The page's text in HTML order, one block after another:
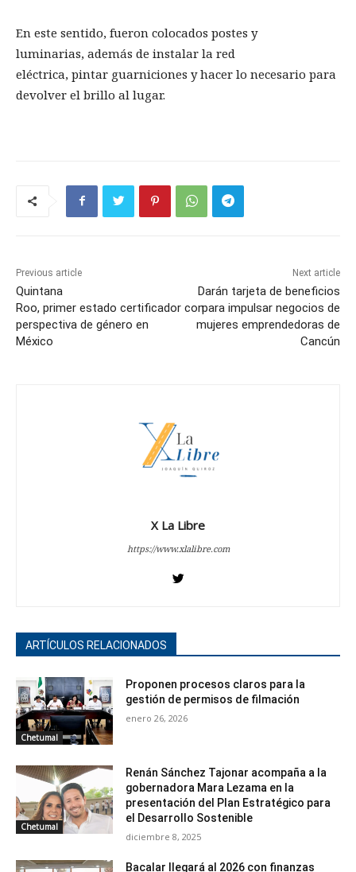
En este sentido, fueron colocados postes y
luminarias, además de instalar la red
eléctrica, pintar guarniciones y hacer lo necesario para
devolver el brillo al lugar.
Previous article
Quintana
Roo, primer estado certificador con
perspectiva de género en
México
Next article
Darán tarjeta de beneficios
para impulsar negocios de
mujeres emprendedoras de
Cancún
X La Libre
https://www.xlalibre.com
ARTÍCULOS RELACIONADOS
Chetumal
Proponen procesos claros para la
gestión de permisos de filmación
enero 26, 2026
Chetumal
Renán Sánchez Tajonar acompaña a la
gobernadora Mara Lezama en la
presentación del Plan Estratégico para
el Desarrollo Sostenible
diciembre 8, 2025
Bacalar llegará al 2026 con finanzas